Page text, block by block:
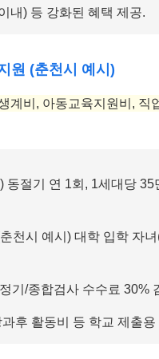
내) 등 강화된 혜택 제공.
원 (춘천시 예시)
계비, 아동교육지원비, 직
동절기 연 1회, 1세대당
천시 예시) 대학 입학 자
정기/종합검사 수수료 30%
후 활동비 등 학교 제출